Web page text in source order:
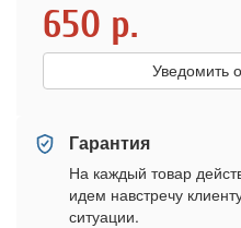
650 р.
Уведомить
Гарантия
На каждый товар
идем навстречу
ситуации.